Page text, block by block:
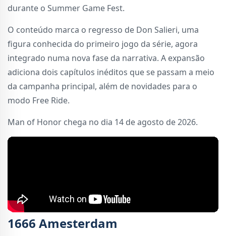
durante o Summer Game Fest.
O conteúdo marca o regresso de Don Salieri, uma
figura conhecida do primeiro jogo da série, agora
integrado numa nova fase da narrativa. A expansão
adiciona dois capítulos inéditos que se passam a meio
da campanha principal, além de novidades para o
modo Free Ride.
Man of Honor chega no dia 14 de agosto de 2026.
1666 Amesterdam